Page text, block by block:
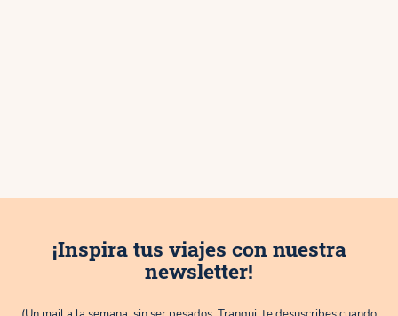
¡Inspira tus viajes con nuestra
newsletter!